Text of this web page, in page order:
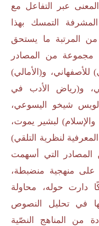
عبر التفاعل مع
التمسك بهذا
المرتبة ما يستحق
من المصادر
و(الأمالي)
و(رياض الأدب في
شيخو اليسوعي،
لبشير يموت،
لنظرية التلقي)
التي أسهمت
منهجية منضبطة،
حوله، محاولة
في تحليل النصوص
من المناهج النصّية